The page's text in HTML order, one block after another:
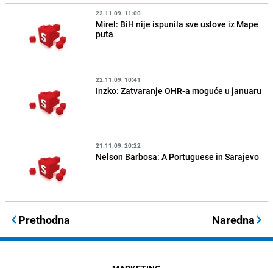
22.11.09. 11:00
Mirel: BiH nije ispunila sve uslove iz Mape
puta
22.11.09. 10:41
Inzko: Zatvaranje OHR-a moguće u januaru
21.11.09. 20:22
Nelson Barbosa: A Portuguese in Sarajevo
Prethodna Naredna